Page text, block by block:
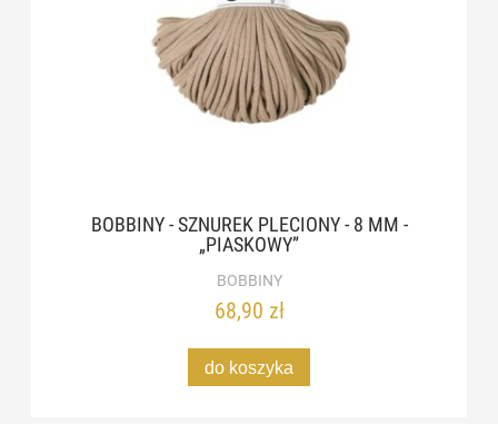
BOBBINY - SZNUREK PLECIONY - 8 MM -
„PIASKOWY”
BOBBINY
68,90 zł
do koszyka